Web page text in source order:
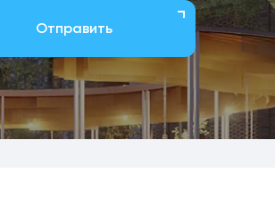
Отправить